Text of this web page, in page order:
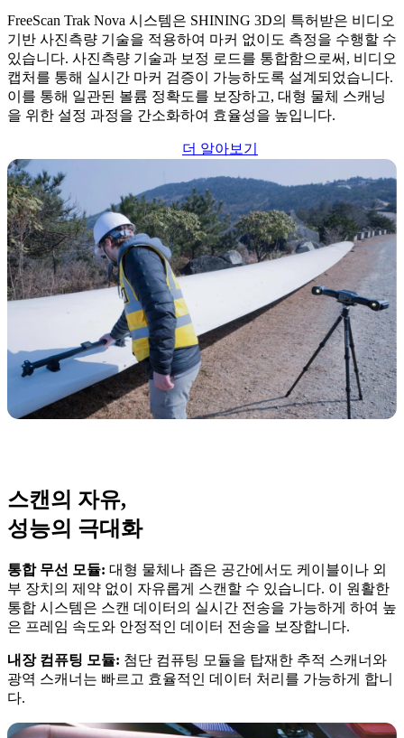
FreeScan Trak Nova 시스템은 SHINING 3D의 특허받은 비디오
기반 사진측량 기술을 적용하여 마커 없이도 측정을 수행할 수
있습니다. 사진측량 기술과 보정 로드를 통합함으로써, 비디오
캡처를 통해 실시간 마커 검증이 가능하도록 설계되었습니다.
이를 통해 일관된 볼륨 정확도를 보장하고, 대형 물체 스캐닝
을 위한 설정 과정을 간소화하여 효율성을 높입니다.
더 알아보기
스캔의 자유,
성능의 극대화
통합 무선 모듈: 대형 물체나 좁은 공간에서도 케이블이나 외
부 장치의 제약 없이 자유롭게 스캔할 수 있습니다. 이 원활한
통합 시스템은 스캔 데이터의 실시간 전송을 가능하게 하여 높
은 프레임 속도와 안정적인 데이터 전송을 보장합니다.
내장 컴퓨팅 모듈: 첨단 컴퓨팅 모듈을 탑재한 추적 스캐너와
광역 스캐너는 빠르고 효율적인 데이터 처리를 가능하게 합니
다.